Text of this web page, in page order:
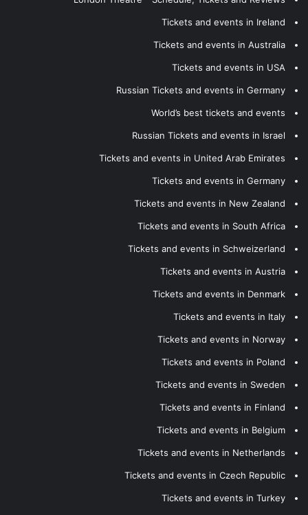
Tickets and events in Ireland
Tickets and events in Australia
Tickets and events in USA
Russian Tickets and events in Germany
World’s best tickets and events
Russian Tickets and events in Israel
Tickets and events in United Arab Emirates
Tickets and events in Germany
Tickets and events in New Zealand
Tickets and events in South Africa
Tickets and events in Schweizerland
Tickets and events in Austria
Tickets and events in Denmark
Tickets and events in Italy
Tickets and events in Norway
Tickets and events in Poland
Tickets and events in Sweden
Tickets and events in Finland
Tickets and events in Belgium
Tickets and events in Netherlands
Tickets and events in Czech Republic
Tickets and events in Turkey